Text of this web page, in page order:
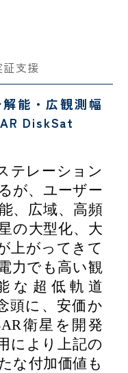
支援
能・広観測幅
DiskSat
テレーション
が、ユーザー
、広域、高頻
の大型化、大
上がってきて
力でも高い観
な超低軌道
頭に、安価か
衛星を開発
により上記の
な付加価値も